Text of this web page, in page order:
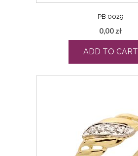
PB 0029
0,00 zł
ADD TO CART